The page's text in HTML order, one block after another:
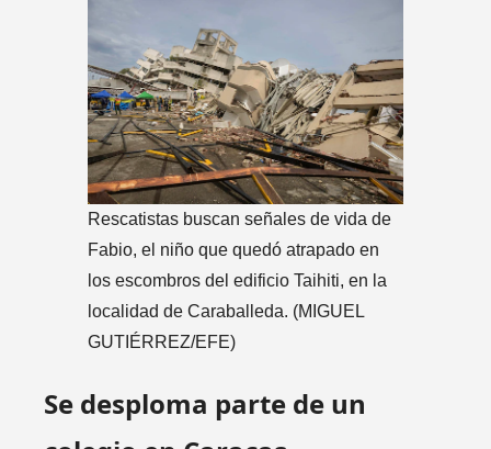
Rescatistas buscan señales de vida de
Fabio, el niño que quedó atrapado en
los escombros del edificio Taihiti, en la
localidad de Caraballeda. (MIGUEL
GUTIÉRREZ/EFE)
Se desploma parte de un